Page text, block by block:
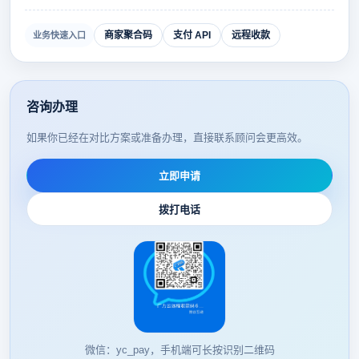
业务快速入口 商家聚合码 支付 API 远程收款
咨询办理
如果你已经在对比方案或准备办理，直接联系顾问会更高效。
立即申请
拨打电话
微信：yc_pay，手机端可长按识别二维码